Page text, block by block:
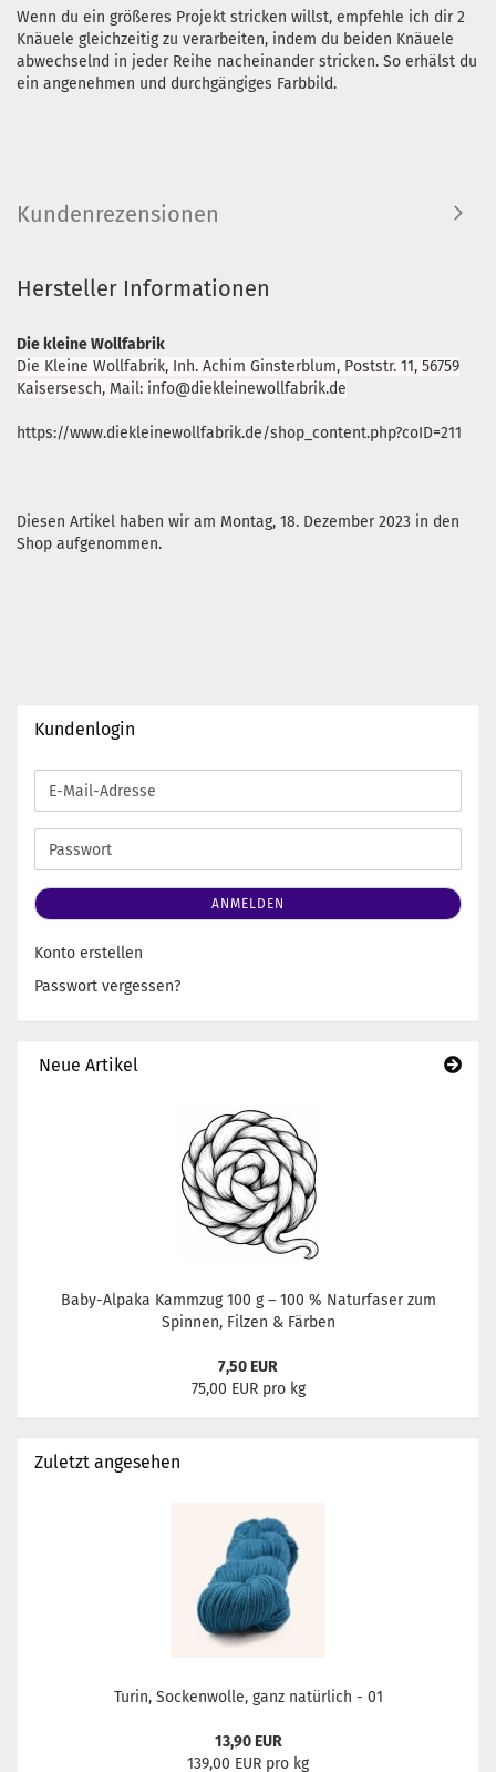
Wenn du ein größeres Projekt stricken willst, empfehle ich dir 2
Knäuele gleichzeitig zu verarbeiten, indem du beiden Knäuele
abwechselnd in jeder Reihe nacheinander stricken. So erhälst du
ein angenehmen und durchgängiges Farbbild.
Kundenrezensionen
Hersteller Informationen
Die kleine Wollfabrik
Die Kleine Wollfabrik, Inh. Achim Ginsterblum, Poststr. 11, 56759
Kaisersesch, Mail: info@diekleinewollfabrik.de
https://www.diekleinewollfabrik.de/shop_content.php?coID=211
Diesen Artikel haben wir am Montag, 18. Dezember 2023 in den
Shop aufgenommen.
Kundenlogin
E-
Mail-
Adresse
Passwort
ANMELDEN
Konto erstellen
Passwort vergessen?
Neue Artikel
Baby-Alpaka Kammzug 100 g – 100 % Naturfaser zum
Spinnen, Filzen & Färben
7,50 EUR
75,00 EUR pro kg
Zuletzt angesehen
Turin, Sockenwolle, ganz natürlich - 01
13,90 EUR
139,00 EUR pro kg